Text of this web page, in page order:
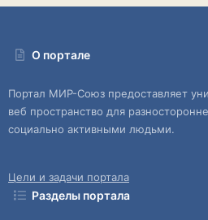
О портале
Портал МИР-Союз предоставляет
веб пространство для
социально активными людьми.
Цели и задачи портала
Разделы портала